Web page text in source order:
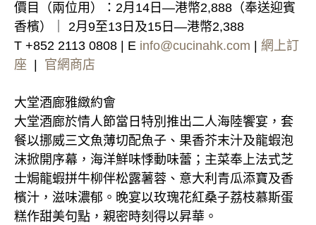
價目（兩位用）：2月14日—港幣2,888（奉送迎賓
香檳）｜ 2月9至13日及15日—港幣2,388
T +852 2113 0808 | E info@cucinahk.com
網上訂
座
官網商店
大堂酒廊雅緻約會
大堂酒廊於情人節當日特別推出二人海陸饗宴，套
餐以挪威三文魚薄切配魚子、果香芥末汁及龍蝦泡
沫掀開序幕，海洋鮮味悸動味蕾；主菜奉上法式芝
士焗龍蝦拼牛柳伴松露薯蓉、意大利青瓜添寶及香
檳汁，滋味濃郁。晚宴以玫瑰花紅桑子荔枝慕斯蛋
糕作甜美句點，親密時刻得以昇華。